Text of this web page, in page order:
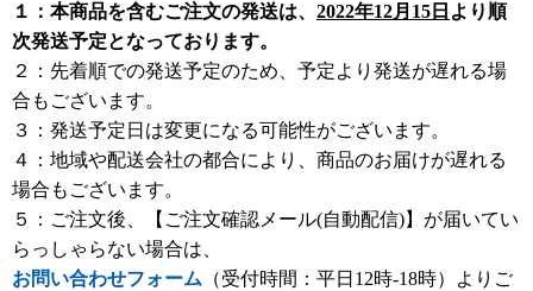
１：本商品を含むご注文の発送は、 2022年12月15日 より順
次発送予定となっております。
２：先着順での発送予定のため、予定より発送が遅れる場
合もございます。
３：発送予定日は変更になる可能性がございます。
４：地域や配送会社の都合により、商品のお届けが遅れる
場合もございます。
５：ご注文後、【ご注文確認メール(自動配信)】が届いてい
らっしゃらない場合は、
お問い合わせフォーム （受付時間：平日12時-18時）よりご